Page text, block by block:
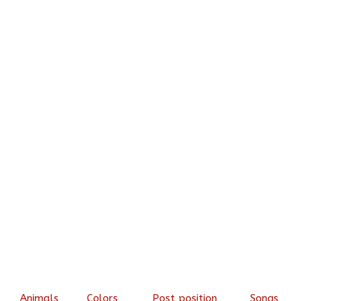
Animals Colors Post position Songs